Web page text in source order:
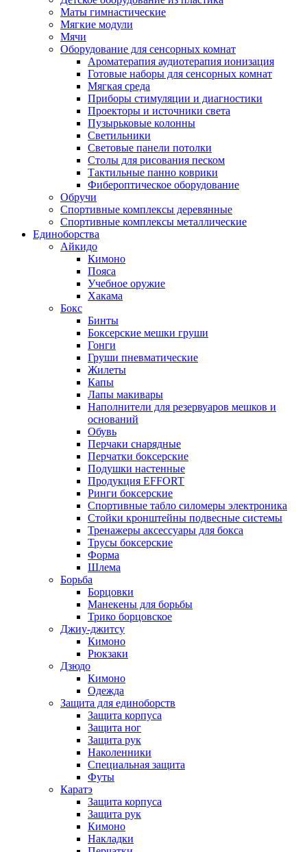
Маты гимнастические
Мягкие модули
Мячи
Оборудование для сенсорных комнат
Ароматерапия аудиотерапия ионизация
Готовые наборы для сенсорных комнат
Мягкая среда
Приборы стимуляции и диагностики
Проекторы и источники света
Пузырьковые колонны
Светильники
Световые панели потолки
Столы для рисования песком
Тактильные панно коврики
Фибероптическое оборудование
Обручи
Спортивные комплексы деревянные
Спортивные комплексы металлические
Единоборства
Айкидо
Кимоно
Пояса
Учебное оружие
Хакама
Бокс
Бинты
Боксерские мешки груши
Гонги
Груши пневматические
Жилеты
Капы
Лапы макивары
Наполнители для резервуаров мешков и
оснований
Обувь
Перчаки снарядные
Перчатки боксерские
Подушки настенные
Продукция EFFORT
Ринги боксерские
Спортивные табло силомеры электроника
Стойки кронштейны подвесные системы
Тренажеры аксессуары для бокса
Трусы боксерские
Форма
Шлема
Борьба
Борцовки
Манекены для борьбы
Трико борцовское
Джиу-джитсу
Кимоно
Рюкзаки
Дзюдо
Кимоно
Одежда
Защита для единоборств
Защита корпуса
Защита ног
Защита рук
Наколенники
Специальная защита
Футы
Каратэ
Защита корпуса
Защита рук
Кимоно
Накладки